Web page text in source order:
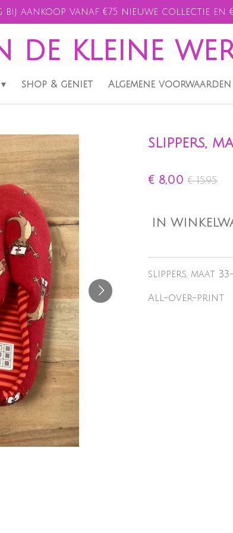
bij aankoop vanaf €75 nieuwe collectie
de kleine
shop & geniet Algemene voorwaarden
slippers,
€ 8,00 € 15,95
IN
slippers, maat
All-over-print